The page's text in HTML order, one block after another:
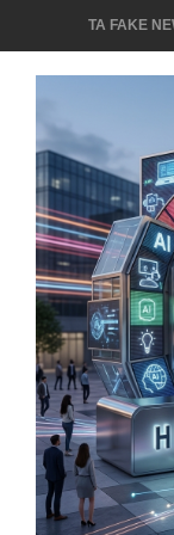
ΣΥΣΚΕΥΩΝ
FREEGR
ΚΙΝΗΤΟ ΓΙΑ
ΤΟ ΜΕΓΕΘΟΣ
Cloud
Το
ΣΕ … TikTok
ΠΩΣ